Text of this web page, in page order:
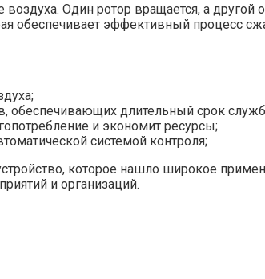
Один ротор вращается, а другой
обеспечивает эффективный процесс
обеспечивающих длительный срок
и экономит ресурсы;
системой контроля;
которое нашло широкое
и организаций.